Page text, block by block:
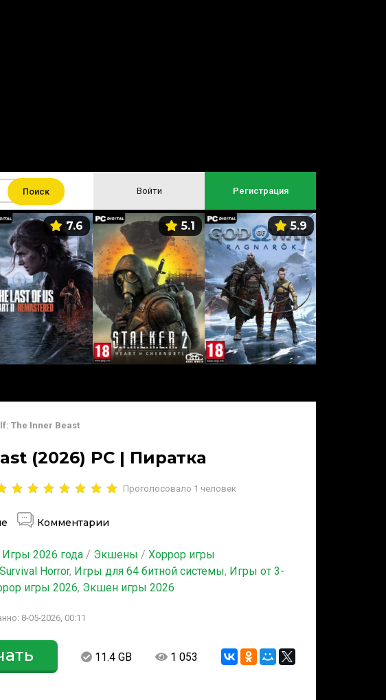
Поиск Войти Регистрация
7.6 5.1 5.9
The Inner Beast
(2026) PC | Пиратка
Проголосовало 1 человек
Комментарии
Игры 2026 года / Экшены /Хоррор игры
Survival Horror, Игры для 64 битной системы, Игры от 3-
игры 2026, Экшен игры 2026
8-05-2026, 00:11
11.4 GB 1 053